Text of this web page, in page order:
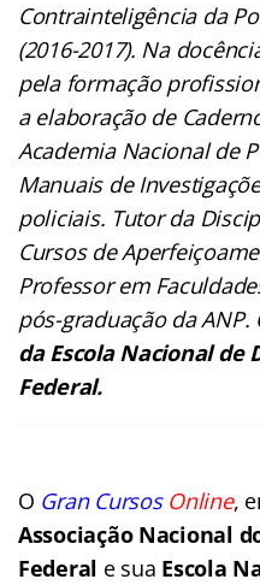
Contrainteligência da
(2016-2017). Na
pela formação
a elaboração de
Academia Nacional de
Manuais de
policiais. Tutor da
Cursos de
Professor em
pós-graduação da ANP.
da Escola Nacional de
Federal.
O Gran Cursos Online,
Associação Nacional
Federal e sua Escola